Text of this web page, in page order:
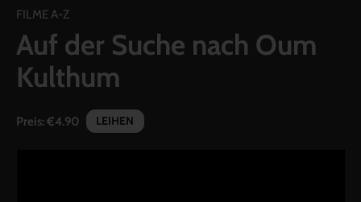
Filmpakete
Gutscheine
Account
FILME A-Z
Auf der Suche nach Oum
Kulthum
Preis:€4.90 LEIHEN